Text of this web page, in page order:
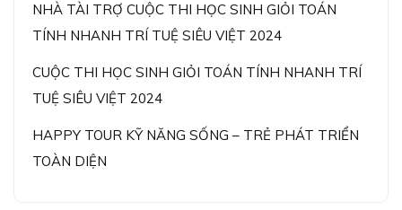
NHÀ TÀI TRỢ CUỘC THI HỌC SINH GIỎI TOÁN
TÍNH NHANH TRÍ TUỆ SIÊU VIỆT 2024
CUỘC THI HỌC SINH GIỎI TOÁN TÍNH NHANH TRÍ
TUỆ SIÊU VIỆT 2024
HAPPY TOUR KỸ NĂNG SỐNG – TRẺ PHÁT TRIỂN
TOÀN DIỆN